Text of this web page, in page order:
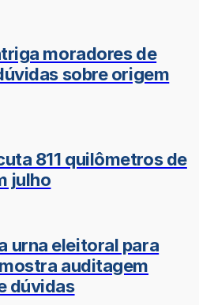
moradores de
sobre origem
811 quilômetros de
julho
urna eleitoral para
auditagem
dúvidas